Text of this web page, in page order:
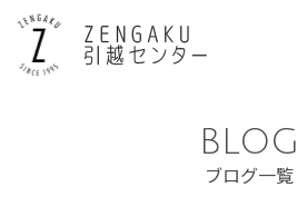
BLOG
ブログ一覧